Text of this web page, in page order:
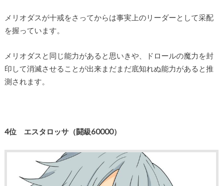
メリオダスが十戒をさってからは事実上のリーダーとして采配
を握っています。
メリオダスと同じ能力があると思いきや、ドロールの魔力を封
印して消滅させることが出来まだまだ底知れぬ能力があると推
測されます。
4位 エスタロッサ（闘級60000）